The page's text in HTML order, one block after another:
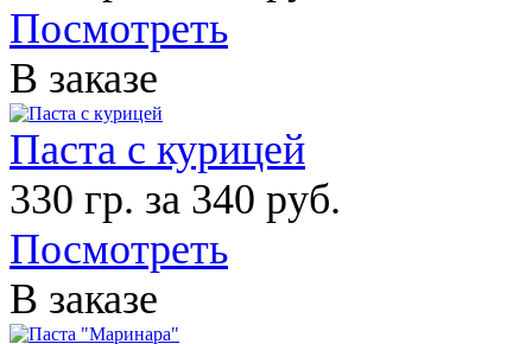
Посмотреть
В заказе
Паста с курицей
330 гр. за 340 руб.
Посмотреть
В заказе